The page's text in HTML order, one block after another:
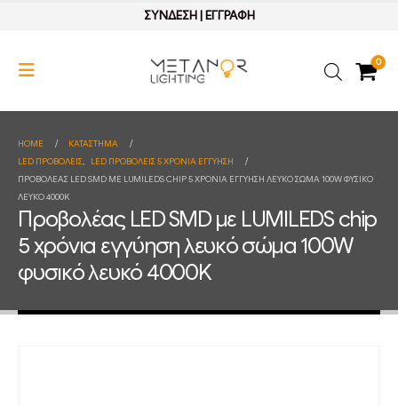
ΣΥΝΔΕΣΗ| ΕΓΓΡΑΦΗ
0
HOME
ΚΑΤΆΣΤΗΜΑ
LED ΠΡΟΒΟΛΕΙΣ,
LED ΠΡΟΒΟΛΕΙΣ 5 ΧΡΟΝΙΑ ΕΓΓΥΗΣΗ
ΠΡΟΒΟΛΈΑΣ LED SMD ΜΕ LUMILEDS CHIP 5 ΧΡΌΝΙΑ ΕΓΓΎΗΣΗ ΛΕΥΚΌ ΣΏΜΑ 100W ΦΥΣΙΚΌ
ΛΕΥΚΌ 4000K
Προβολέας LED SMD με LUMILEDS chip
5 χρόνια εγγύηση λευκό σώμα 100W
φυσικό λευκό 4000K